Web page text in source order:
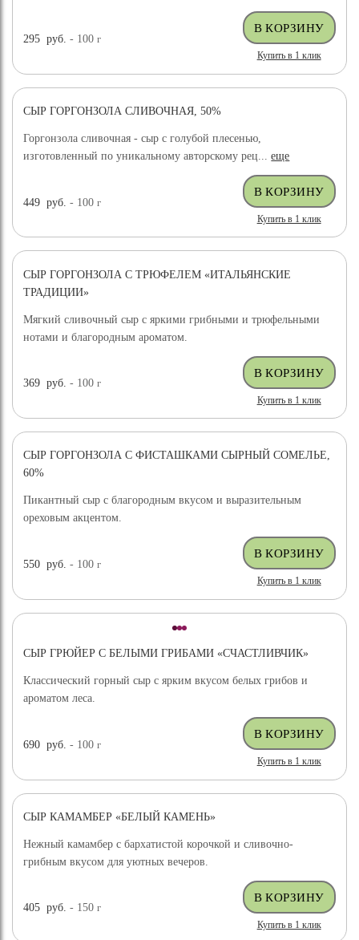
295 руб. - 100г
Купить в 1 клик
СЫР ГОРГОНЗОЛА СЛИВОЧНАЯ, 50%
Горгонзола сливочная - сыр с голубой плесенью,
изготовленный по уникальному авторскому рец...еще
449 руб. - 100г
Купить в 1 клик
СЫР ГОРГОНЗОЛА С ТРЮФЕЛЕМ «ИТАЛЬЯНСКИЕ
ТРАДИЦИИ»
Мягкий сливочный сыр с яркими грибными и трюфельными
нотами и благородным ароматом.
369 руб. - 100г
Купить в 1 клик
НОВИНКА
СЫР ГОРГОНЗОЛА С ФИСТАШКАМИ СЫРНЫЙ СОМЕЛЬЕ,
60%
Пикантный сыр с благородным вкусом и выразительным
ореховым акцентом.
550 руб. - 100г
Купить в 1 клик
СЫР ГРЮЙЕР С БЕЛЫМИ ГРИБАМИ «СЧАСТЛИВЧИК»
Классический горный сыр с ярким вкусом белых грибов и
ароматом леса.
690 руб. - 100г
Купить в 1 клик
СЫР КАМАМБЕР «БЕЛЫЙ КАМЕНЬ»
Нежный камамбер с бархатистой корочкой и сливочно-
грибным вкусом для уютных вечеров.
405 руб. - 150г
Купить в 1 клик